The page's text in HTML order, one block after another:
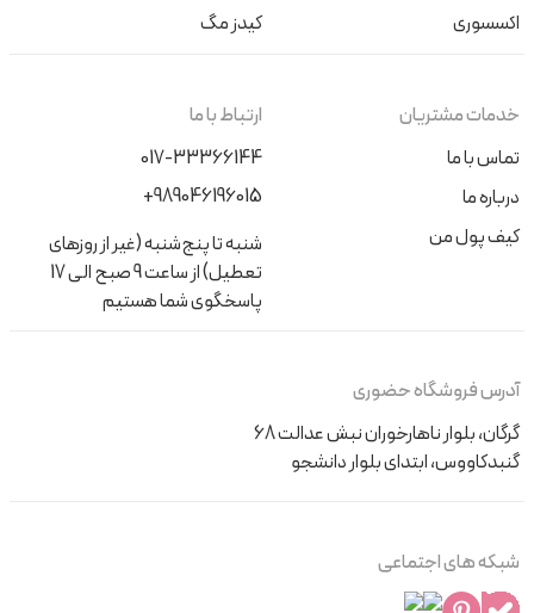
اکسسوری
کیدز مگ
خدمات مشتریان
تماس با ما
درباره ما
کیف پول من
ارتباط با ما
017-33366144
+989046196015
شنبه تا پنج‌شنبه (غیر از روزهای
تعطیل) از ساعت 9 صبح الی 17
پاسخگوی شما هستیم
آدرس فروشگاه حضوری
گرگان، بلوار ناهارخوران نبش عدالت 68
گنبدکاووس، ابتدای بلوار دانشجو
شبکه های اجتماعی